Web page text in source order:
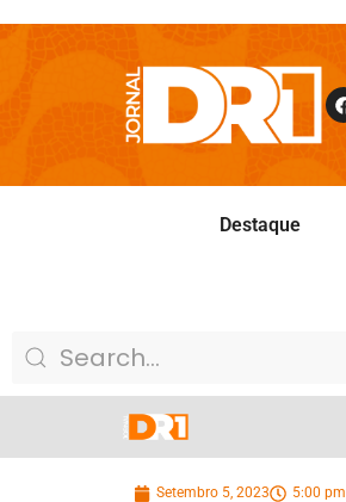
Destaque
Setembro 5, 2023 5:00 pm